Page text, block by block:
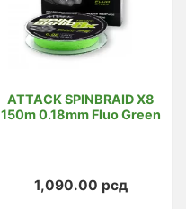
ATTACK SPINBRAID X8
150m 0.18mm Fluo Green
1,090.00 рсд